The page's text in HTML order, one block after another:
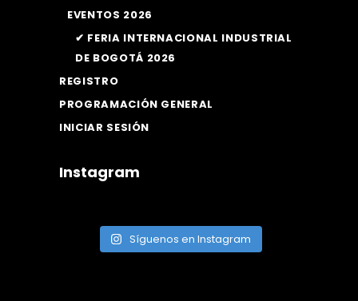
EVENTOS 2026
✔ FERIA INTERNACIONAL INDUSTRIAL
DE BOGOTÁ 2026
REGISTRO
PROGRAMACIÓN GENERAL
INICIAR SESIÓN
Instagram
Síguenos en Instagram